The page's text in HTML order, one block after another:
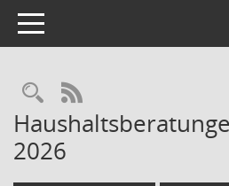
Toggle navigation
Rechercheauswahl
RSS-Feed
2026